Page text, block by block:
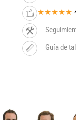
★★★★★
Guía de